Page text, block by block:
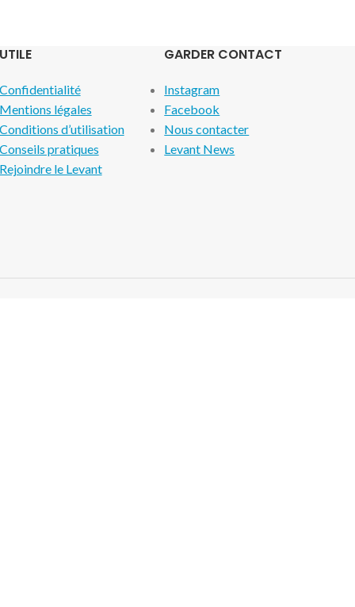
UTILE
Confidentialité
Mentions légales
Conditions d’utilisation
Conseils pratiques
Rejoindre le Levant
GARDER CONTACT
Instagram
Facebook
Nous contacter
Levant News